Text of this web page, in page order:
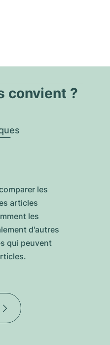
convient ?
les
articles
les
d'autres
qui peuvent